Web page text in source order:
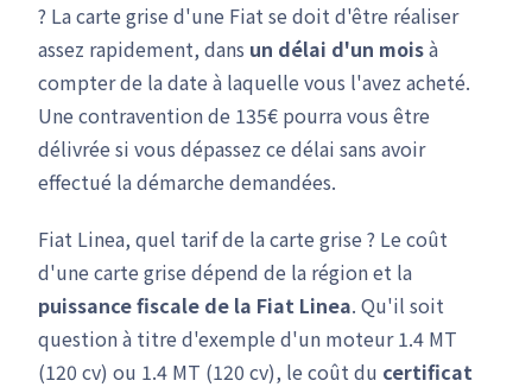
? La carte grise d'une Fiat se doit d'être réaliser
assez rapidement, dans un délai d'un moisà
compter de la date à laquelle vous l'avez acheté.
Une contravention de 135€ pourra vous être
délivrée si vous dépassez ce délai sans avoir
effectué la démarche demandées.
Fiat Linea, quel tarif de la carte grise ? Le coût
d'une carte grise dépend de la région et la
puissance fiscale de la Fiat Linea. Qu'il soit
question à titre d'exemple d'un moteur 1.4 MT
(120 cv) ou 1.4 MT (120 cv), le coût du certificat